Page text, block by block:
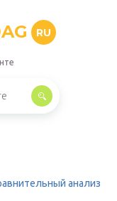
RU
анализ